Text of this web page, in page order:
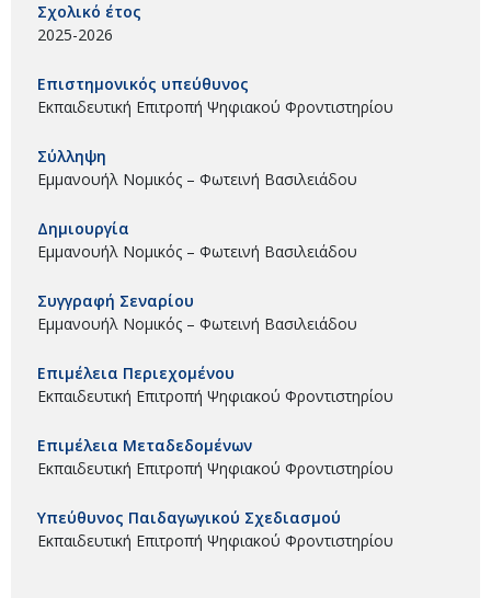
Σχολικό έτος
2025-2026
Επιστημονικός υπεύθυνος
Εκπαιδευτική Επιτροπή Ψηφιακού Φροντιστηρίου
Σύλληψη
Εμμανουήλ Νομικός – Φωτεινή Βασιλειάδου
Δημιουργία
Εμμανουήλ Νομικός – Φωτεινή Βασιλειάδου
Συγγραφή Σεναρίου
Εμμανουήλ Νομικός – Φωτεινή Βασιλειάδου
Επιμέλεια Περιεχομένου
Εκπαιδευτική Επιτροπή Ψηφιακού Φροντιστηρίου
Επιμέλεια Μεταδεδομένων
Εκπαιδευτική Επιτροπή Ψηφιακού Φροντιστηρίου
Υπεύθυνος Παιδαγωγικού Σχεδιασμού
Εκπαιδευτική Επιτροπή Ψηφιακού Φροντιστηρίου